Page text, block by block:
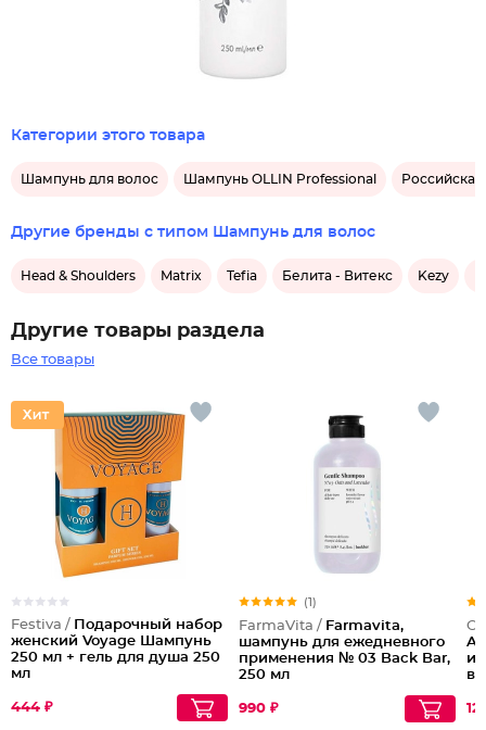
Категории этого товара
Шампунь для волос Шампунь OLLIN Professional
Другие бренды с типом Шампунь для волос
Head & Shoulders Matrix Tefia Белита - Витекс Kezy
Другие товары раздела
Все товары
Festiva / Подарочный набор
женский Voyage Шампунь
250 мл + гель для душа 250
мл
444 ₽
(1)
FarmaVita / Farmavita,
шампунь для ежедневного
применения № 03 Back Bar,
250 мл
990 ₽